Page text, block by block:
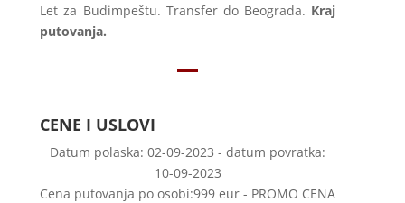
Let za Budimpeštu. Transfer do Beograda. Kraj
putovanja.
CENE I USLOVI
Datum polaska: 02-09-2023 - datum povratka:
10-09-2023
Cena putovanja po osobi:999 eur - PROMO CENA